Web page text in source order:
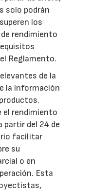
solo podrán
los
rendimiento
Reglamento.
de la
la información
el rendimiento
partir del 24 de
facilitar
su
o en
Esta